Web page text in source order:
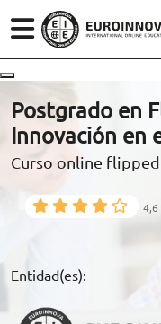
ÁREAS
ESTUDIOS
CONOCE
RECURSOS
(+34)958 050 200
900 831 200
TRABAJA CON
Postgrado en
Innovación en
Curso online
4,6
Entidad(es):